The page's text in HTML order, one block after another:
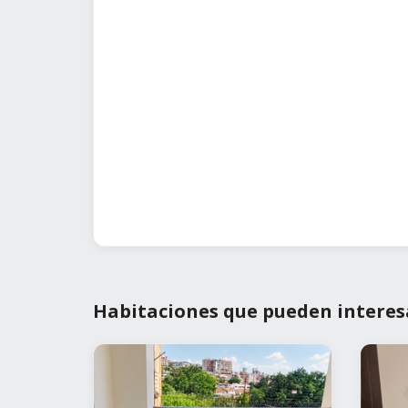
Habitaciones que pueden